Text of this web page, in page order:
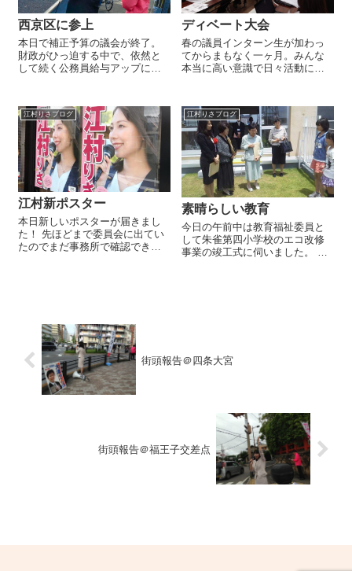
西京区に参上
本日で補正予算の議会が終了。
財政がひっ迫する中で、依然と
して続く公務員給与アップに反
会も本気度が足りないのだと歯
痒い気持ちが募ります。 議会の
中で奮闘していくのも大事です
が、この課...
ディベート大会
春の議員インターン生が加わっ
てからまもなく一ヶ月。みんな
本当に高い意識で日々活動に取
したディベートを実施しまし
た。テーマは原子力発電所の再
稼働の是非について。 エネルギ
ー政策は国策とし...
江村りさブログ
江村新ポスター
本日新しいポスターが届きまし
た！ 先ほどまで委員会に出てい
たのでまだ事務所で確認できて
都市...
江村りさブログ
素晴らしい教育
今日の午前中は教育福祉委員と
して朱雀第四小学校のエコ改修
事業の竣工式に伺いました。 朱
街頭報告＠四条大宮
街頭報告＠福王子交差点